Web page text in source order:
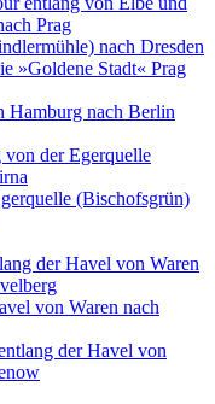
Prag
nach Dresden
»Goldene Stadt« Prag
Hamburg nach Berlin
der Egerquelle
(Bischofsgrün)
der Havel von Waren
von Waren nach
der Havel von